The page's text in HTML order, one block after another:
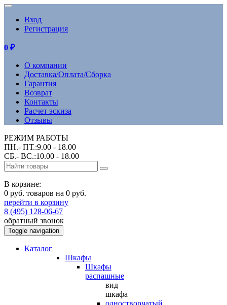
Вход
Регистрация
0 ₽
О компании
Доставка/Оплата/Сборка
Гарантия
Возврат
Контакты
Расчет эскиза
Отзывы
РЕЖИМ РАБОТЫ
ПН.- ПТ.:9.00 - 18.00
СБ.- ВС.:10.00 - 18.00
В корзине:
0 руб. товаров на 0 руб.
перейти в корзину
8 (495) 128-06-67
обратный звонок
Toggle navigation
Каталог
Шкафы
Шкафы
распашные
вид
шкафа
одностворчатый